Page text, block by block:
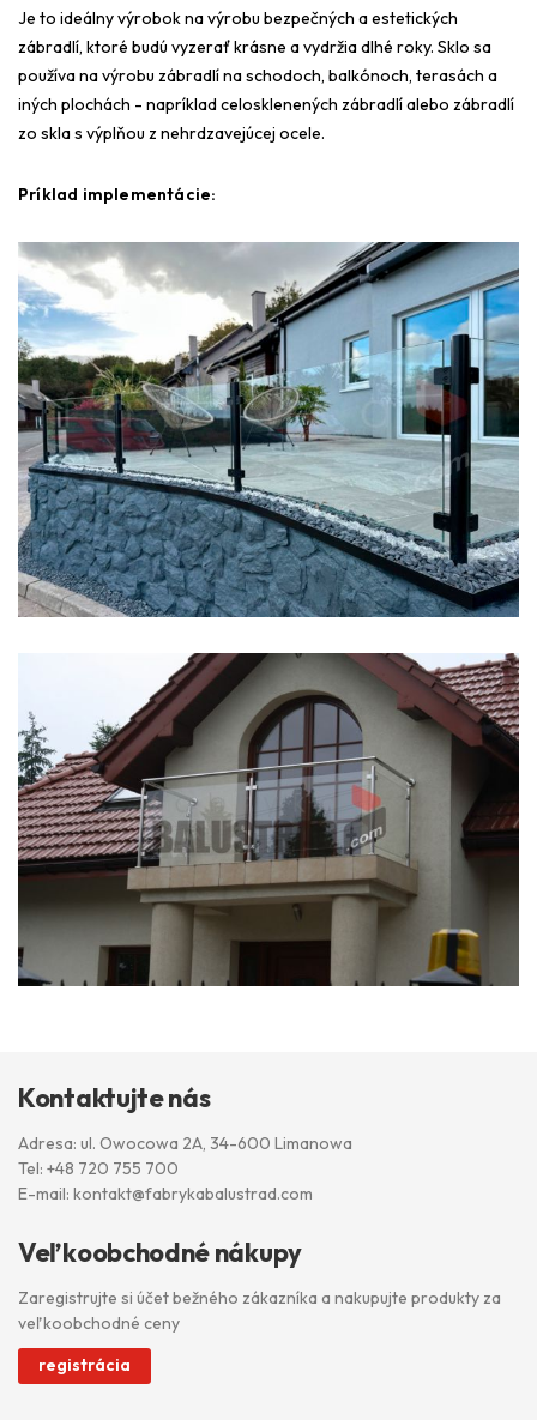
Je to ideálny výrobok na výrobu bezpečných a estetických
zábradlí, ktoré budú vyzerať krásne a vydržia dlhé roky. Sklo sa
používa na výrobu zábradlí na schodoch, balkónoch, terasách a
iných plochách - napríklad celosklenených zábradlí alebo zábradlí
zo skla s výplňou z nehrdzavejúcej ocele.
Príklad implementácie:
Kontaktujte nás
Adresa: ul. Owocowa 2A, 34-600 Limanowa
Tel: +48 720 755 700
E-mail: kontakt@fabrykabalustrad.com
Veľkoobchodné nákupy
Zaregistrujte si účet bežného zákazníka a nakupujte produkty za
veľkoobchodné ceny
registrácia